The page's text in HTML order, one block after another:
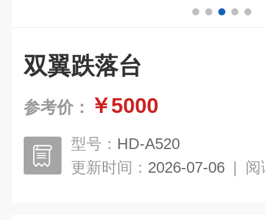
双翼跌落台
参考价： ￥5000
型号： HD-A520
更新时间： 2026-07-06 | 阅